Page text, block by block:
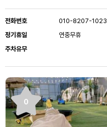
전화번호
010-8207-1023
정기휴일
연중무휴
주차유무
0